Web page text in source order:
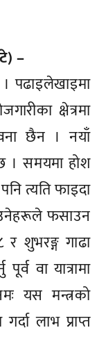
–
पढाइलेखाइमा
क्षेत्रमा
छैन । नयाँ
। समयमा होश
त्यति फाइदा
फसाउन
शुभरङ्ग गाढा
वा यात्रामा
मन्त्रको
लाभ प्राप्त